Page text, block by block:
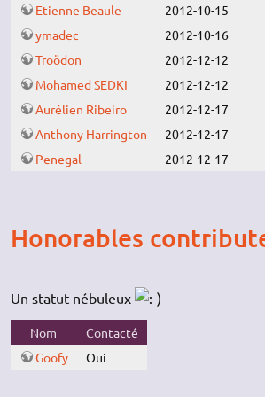
Etienne Beaule
2012-10-15
ymadec
2012-10-16
Troödon
2012-12-12
Mohamed SEDKI
2012-12-12
Aurélien Ribeiro
2012-12-17
Anthony Harrington
2012-12-17
Penegal
2012-12-17
Honorables
Un statut nébuleux
Nom
Contacté
Goofy
Oui